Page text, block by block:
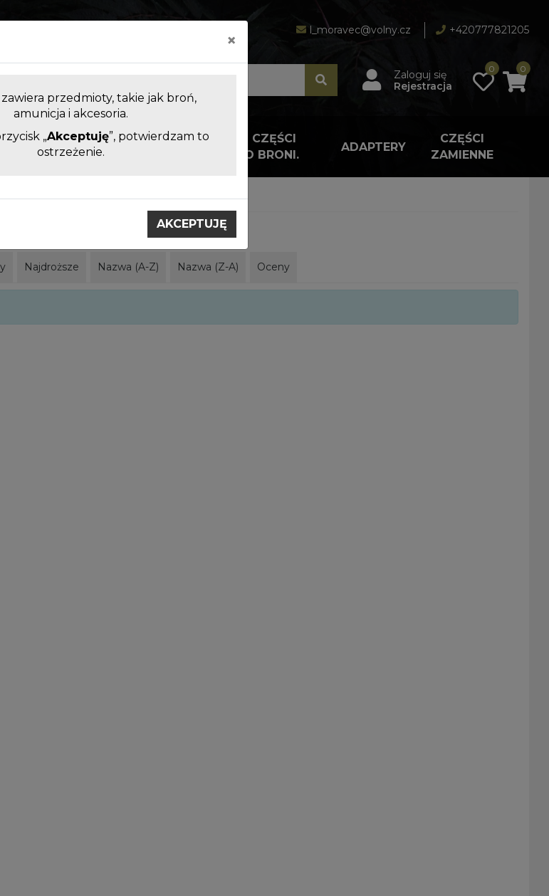
l_moravec@volny.cz +420777821205
Zaloguj się
Rejestracja
0 0
KRÓTKIEJ I
BEZ KOMORY
AKCESORIA I CZĘŚCI
ZAMIENNE DO BRONI.
ADAPTERY
CZĘŚCI
ZAMIENNE
Najdroższe Nazwa (A-Z) Nazwa (Z-A) Oceny
×
przedmioty, takie jak broń,
amunicja i akcesoria.
„Akceptuję”, potwierdzam to
ostrzeżenie.
AKCEPTUJĘ